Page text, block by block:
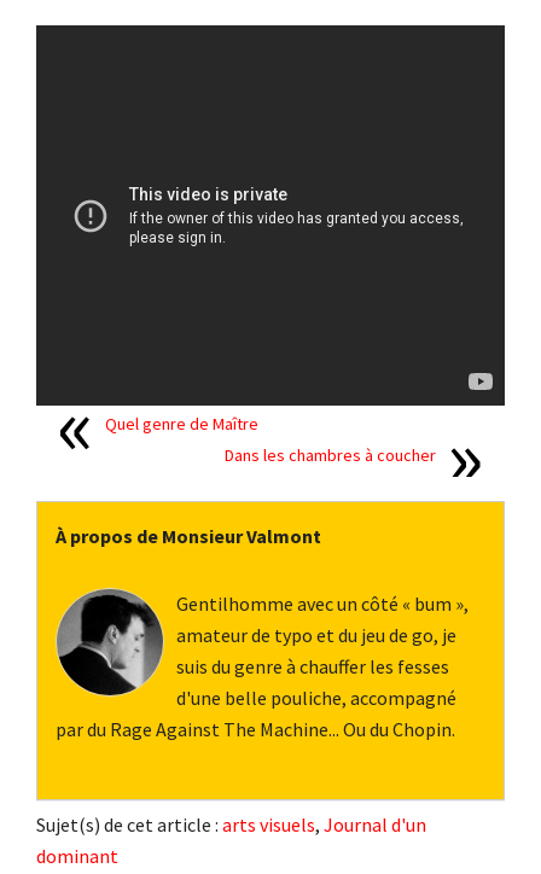
Quel genre de Maître
Dans les chambres à coucher
À propos de Monsieur Valmont
Gentilhomme avec un côté « bum »,
amateur de typo et du jeu de go, je
suis du genre à chauffer les fesses
d'une belle pouliche, accompagné
par du Rage Against The Machine... Ou du Chopin.
Sujet(s) de cet article : arts visuels, Journal d'un
dominant